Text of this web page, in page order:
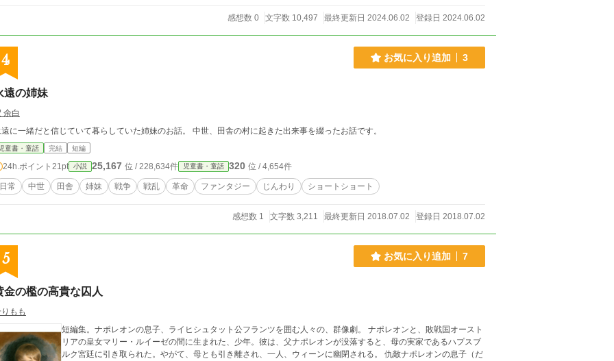
感想数 0 文字数 10,497 最終更新日 2024.06.02 登録日 2024.06.02
4 お気に入り追加 3
遠の姉妹
余白
に一緒だと信じていて暮らしていた姉妹のお話。 中世、田舎の村に起きた出来事を綴ったお話です。
童書・童話 完結 短編
24h.ポイント 21pt 小説 25,167 位 / 228,634件 児童書・童話 320 位 / 4,654件
日常 中世 田舎 姉妹 戦争 戦乱 革命 ファンタジー じんわり ショートショート
感想数 1 文字数 3,211 最終更新日 2018.07.02 登録日 2018.07.02
5 お気に入り追加 7
金の檻の高貴な囚人
もも
短編集。ナポレオンの息子、ライヒシュタット公フランツを囲む人々の、群像劇。 ナポレオンと、敗戦国オースト
リアの皇女マリー・ルイーゼの間に生まれた、少年。彼は、父ナポレオンが没落すると、母の実家であるハプスブ
ルク宮廷に引き取られた。やがて、母とも引き離され、一人、ウィーンに幽閉される。 仇敵ナポレオンの息子（だ